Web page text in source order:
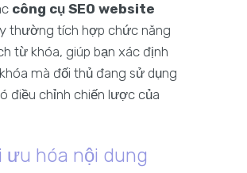
công cụ SEO website
thường tích hợp chức năng
từ khóa, giúp bạn xác định
mà đối thủ đang sử dụng
điều chỉnh chiến lược của
ưu hóa nội dung